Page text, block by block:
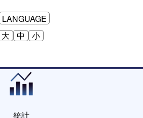
LANGUAGE
大 中
小
統計